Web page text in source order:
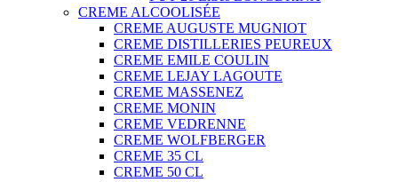
CREME ALCOOLISÉE
CREME AUGUSTE MUGNIOT
CREME DISTILLERIES PEUREUX
CREME EMILE COULIN
CREME LEJAY LAGOUTE
CREME MASSENEZ
CREME MONIN
CREME VEDRENNE
CREME WOLFBERGER
CREME 35 CL
CREME 50 CL